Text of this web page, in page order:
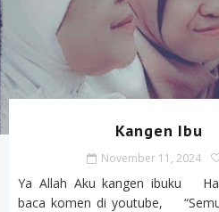
Kangen Ibu
November 11, 2024
Ya Allah Aku kangen ibuku
baca komen di youtube,